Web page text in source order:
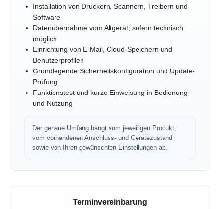
Installation von Druckern, Scannern, Treibern und
Software
Datenübernahme vom Altgerät, sofern technisch
möglich
Einrichtung von E-Mail, Cloud-Speichern und
Benutzerprofilen
Grundlegende Sicherheitskonfiguration und Update-
Prüfung
Funktionstest und kurze Einweisung in Bedienung
und Nutzung
Der genaue Umfang hängt vom jeweiligen Produkt,
vom vorhandenen Anschluss- und Gerätezustand
sowie von Ihren gewünschten Einstellungen ab.
Terminvereinbarung